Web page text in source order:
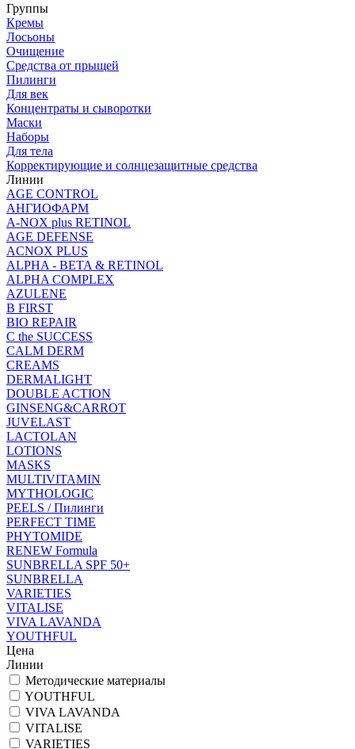
Группы
Кремы
Лосьоны
Очищение
Средства от прыщей
Пилинги
Для век
Концентраты и сыворотки
Маски
Наборы
Для тела
Корректирующие и солнцезащитные средства
Линии
AGE CONTROL
АНГИОФАРМ
A-NOX plus RETINOL
AGE DEFENSE
ACNOX PLUS
ALPHA - BETA & RETINOL
ALPHA COMPLEX
AZULENE
B FIRST
BIO REPAIR
C the SUCCESS
CALM DERM
CREAMS
DERMALIGHT
DOUBLE ACTION
GINSENG&CARROT
JUVELAST
LACTOLAN
LOTIONS
MASKS
MULTIVITAMIN
MYTHOLOGIC
PEELS / Пилинги
PERFECT TIME
PHYTOMIDE
RENEW Formula
SUNBRELLA SPF 50+
SUNBRELLA
VARIETIES
VITALISE
VIVA LAVANDA
YOUTHFUL
Цена
Линии
Методические материалы
YOUTHFUL
VIVA LAVANDA
VITALISE
VARIETIES